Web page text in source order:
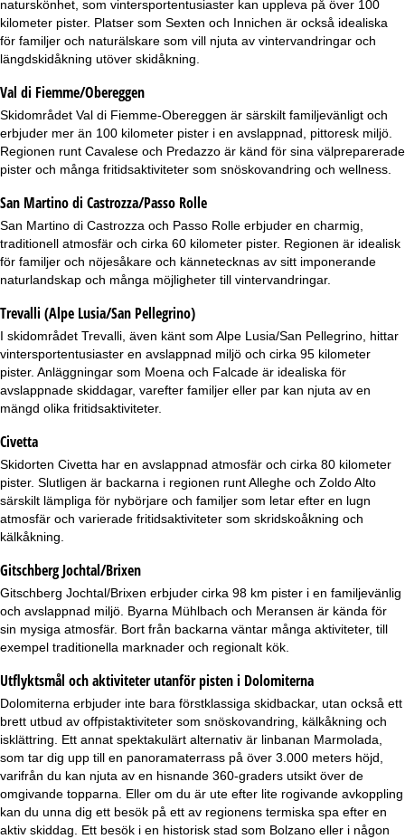
naturskönhet, som vintersportentusiaster kan uppleva på över 100
kilometer pister. Platser som Sexten och Innichen är också idealiska
för familjer och naturälskare som vill njuta av vintervandringar och
längdskidåkning utöver skidåkning.
Val di Fiemme/Obereggen
Skidområdet Val di Fiemme-Obereggen är särskilt familjevänligt och
erbjuder mer än 100 kilometer pister i en avslappnad, pittoresk miljö.
Regionen runt Cavalese och Predazzo är känd för sina välpreparerade
pister och många fritidsaktiviteter som snöskovandring och wellness.
San Martino di Castrozza/Passo Rolle
San Martino di Castrozza och Passo Rolle erbjuder en charmig,
traditionell atmosfär och cirka 60 kilometer pister. Regionen är idealisk
för familjer och nöjesåkare och kännetecknas av sitt imponerande
naturlandskap och många möjligheter till vintervandringar.
Trevalli (Alpe Lusia/San Pellegrino)
I skidområdet Trevalli, även känt som Alpe Lusia/San Pellegrino, hittar
vintersportentusiaster en avslappnad miljö och cirka 95 kilometer
pister. Anläggningar som Moena och Falcade är idealiska för
avslappnade skiddagar, varefter familjer eller par kan njuta av en
mängd olika fritidsaktiviteter.
Civetta
Skidorten Civetta har en avslappnad atmosfär och cirka 80 kilometer
pister. Slutligen är backarna i regionen runt Alleghe och Zoldo Alto
särskilt lämpliga för nybörjare och familjer som letar efter en lugn
atmosfär och varierade fritidsaktiviteter som skridskoåkning och
kälkåkning.
Gitschberg Jochtal/Brixen
Gitschberg Jochtal/Brixen erbjuder cirka 98 km pister i en familjevänlig
och avslappnad miljö. Byarna Mühlbach och Meransen är kända för
sin mysiga atmosfär. Bort från backarna väntar många aktiviteter, till
exempel traditionella marknader och regionalt kök.
Utflyktsmål och aktiviteter utanför pisten i Dolomiterna
Dolomiterna erbjuder inte bara förstklassiga skidbackar, utan också ett
brett utbud av offpistaktiviteter som snöskovandring, kälkåkning och
isklättring. Ett annat spektakulärt alternativ är linbanan Marmolada,
som tar dig upp till en panoramaterrass på över 3.000 meters höjd,
varifrån du kan njuta av en hisnande 360-graders utsikt över de
omgivande topparna. Eller om du är ute efter lite rogivande avkoppling
kan du unna dig ett besök på ett av regionens termiska spa efter en
aktiv skiddag. Ett besök i en historisk stad som Bolzano eller i någon